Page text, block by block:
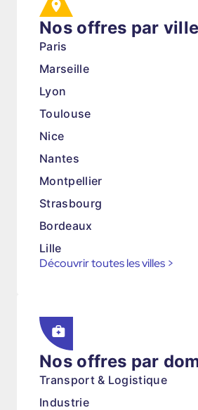
Nos offres par
Paris
Marseille
Lyon
Toulouse
Nice
Nantes
Montpellier
Strasbourg
Bordeaux
Lille
Découvrir toutes les villes >
Nos offres par
Transport & Logistique
Industrie